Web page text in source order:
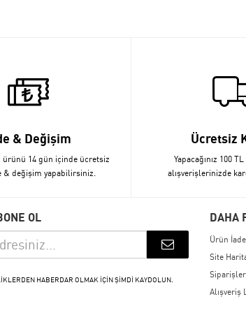
& Değişim
ürünü 14 gün içinde ücretsiz
& değişim yapabilirsiniz.
Ücretsiz
Yapacağınız 100
alışverişlerinizde
OL
HABERDAR OLMAK İÇİN ŞİMDİ KAYDOLUN.
DAHA
Ürün
Site
Alışveriş